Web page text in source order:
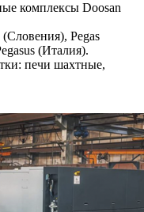
комплексы Doosan
Pegas
(Италия).
печи шахтные,